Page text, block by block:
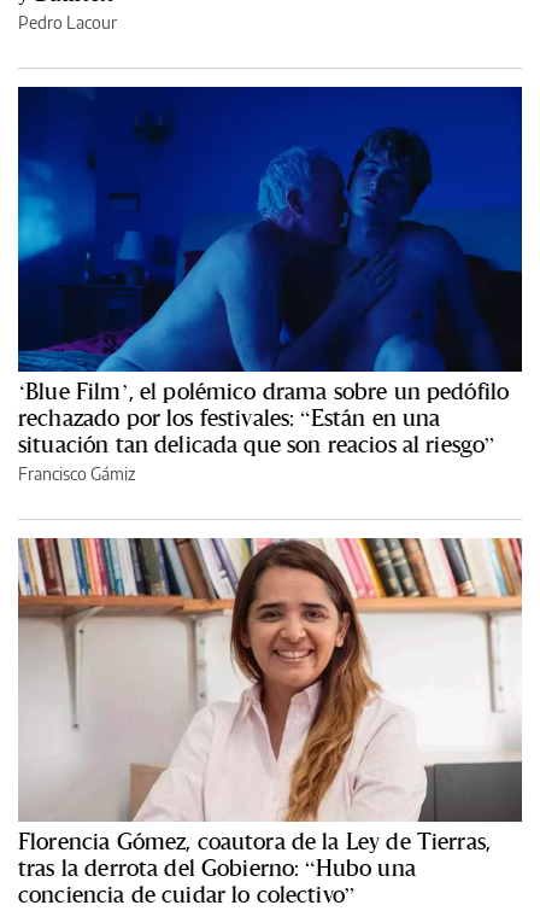
Pedro Lacour
‘Blue Film’, el polémico drama sobre un pedófilo
rechazado por los festivales: “Están en una
situación tan delicada que son reacios al riesgo”
Francisco Gámiz
Florencia Gómez, coautora de la Ley de Tierras,
tras la derrota del Gobierno: “Hubo una
conciencia de cuidar lo colectivo”